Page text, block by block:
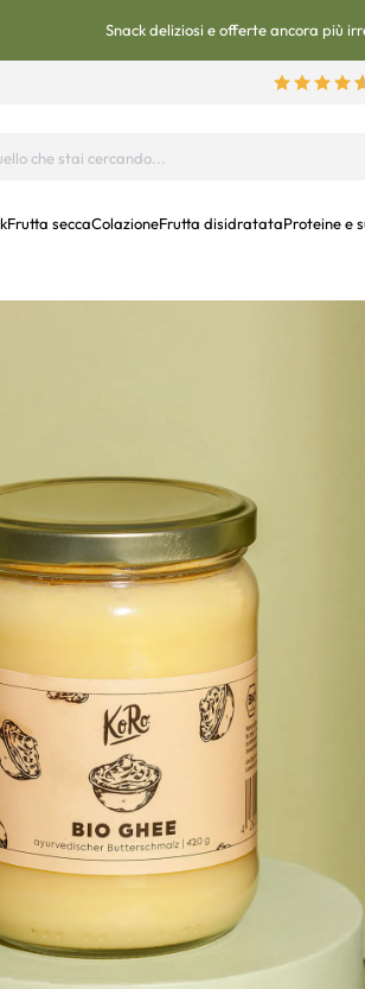
Snack deliziosi e offerte ancora più
Frutta seccaColazioneFrutta disidratataProteine e